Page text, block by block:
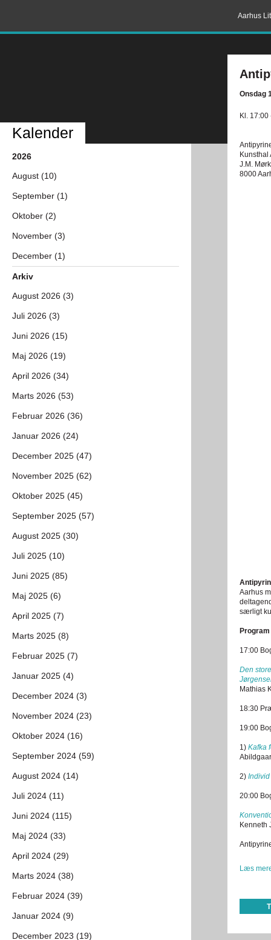
Aarhus
Onsdag
Kl. 17:00
Kunsthal
J.M.
8000
Aarhus
særligt
Program
17:00
Den
Mathias
18:30
19:00
1) Kafka
2)
20:00
Kenneth
Læs
Kalender
2026
August (10)
September (1)
Oktober (2)
November (3)
December (1)
Arkiv
August 2026 (3)
Juli 2026 (3)
Juni 2026 (15)
Maj 2026 (19)
April 2026 (34)
Marts 2026 (53)
Februar 2026 (36)
Januar 2026 (24)
December 2025 (47)
November 2025 (62)
Oktober 2025 (45)
September 2025 (57)
August 2025 (30)
Juli 2025 (10)
Juni 2025 (85)
Maj 2025 (6)
April 2025 (7)
Marts 2025 (8)
Februar 2025 (7)
Januar 2025 (4)
December 2024 (3)
November 2024 (23)
Oktober 2024 (16)
September 2024 (59)
August 2024 (14)
Juli 2024 (11)
Juni 2024 (115)
Maj 2024 (33)
April 2024 (29)
Marts 2024 (38)
Februar 2024 (39)
Januar 2024 (9)
December 2023 (19)